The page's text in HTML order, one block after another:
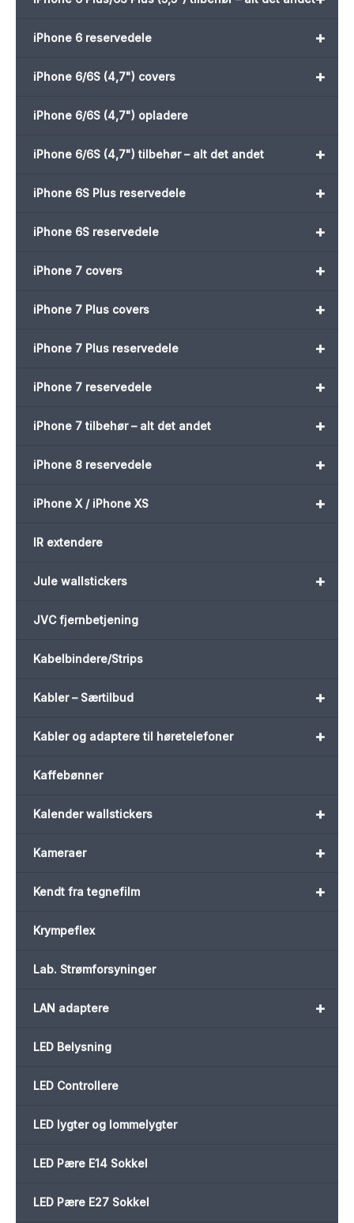
+
iPhone 6 reservedele
+
iPhone 6/6S (4,7") covers
iPhone 6/6S (4,7") opladere
+
iPhone 6/6S (4,7") tilbehør – alt det andet
+
iPhone 6S Plus reservedele
+
iPhone 6S reservedele
+
iPhone 7 covers
+
iPhone 7 Plus covers
+
iPhone 7 Plus reservedele
+
iPhone 7 reservedele
+
iPhone 7 tilbehør – alt det andet
+
iPhone 8 reservedele
+
iPhone X / iPhone XS
IR extendere
+
Jule wallstickers
JVC fjernbetjening
Kabelbindere/Strips
+
Kabler – Særtilbud
+
Kabler og adaptere til høretelefoner
Kaffebønner
+
Kalender wallstickers
+
Kameraer
+
Kendt fra tegnefilm
Krympeflex
Lab. Strømforsyninger
+
LAN adaptere
LED Belysning
LED Controllere
LED lygter og lommelygter
LED Pære E14 Sokkel
LED Pære E27 Sokkel